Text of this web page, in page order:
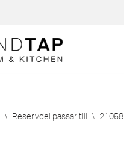
\ Reservdel passar till \ 21058